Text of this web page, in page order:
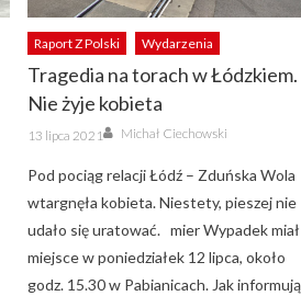
Raport Z Polski Wydarzenia
Tragedia na torach w Łódzkiem.
Nie żyje kobieta
Posted
on
13 lipca 2021 Author
Michał Ciechowski
Pod pociąg relacji Łódź – Zduńska Wola
wtargnęła kobieta. Niestety, pieszej nie
udało się uratować. mier Wypadek miał
miejsce w poniedziałek 12 lipca, około
godz. 15.30 w Pabianicach. Jak informują